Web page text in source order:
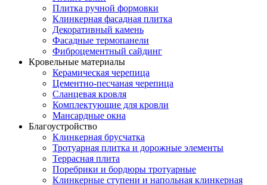
Плитка ручной формовки
Клинкерная фасадная плитка
Декоративный камень
Фасадные термопанели
Фиброцементный сайдинг
Кровельные материалы
Керамическая черепица
Цементно-песчаная черепица
Сланцевая кровля
Комплектующие для кровли
Мансардные окна
Благоустройство
Клинкерная брусчатка
Тротуарная плитка и дорожные элементы
Террасная плита
Поребрики и бордюры тротуарные
Клинкерные ступени и напольная клинкерная